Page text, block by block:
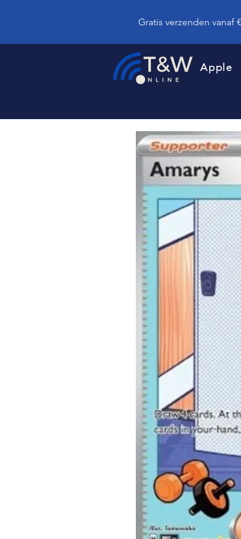
Gratis verzenden vanaf
Apple